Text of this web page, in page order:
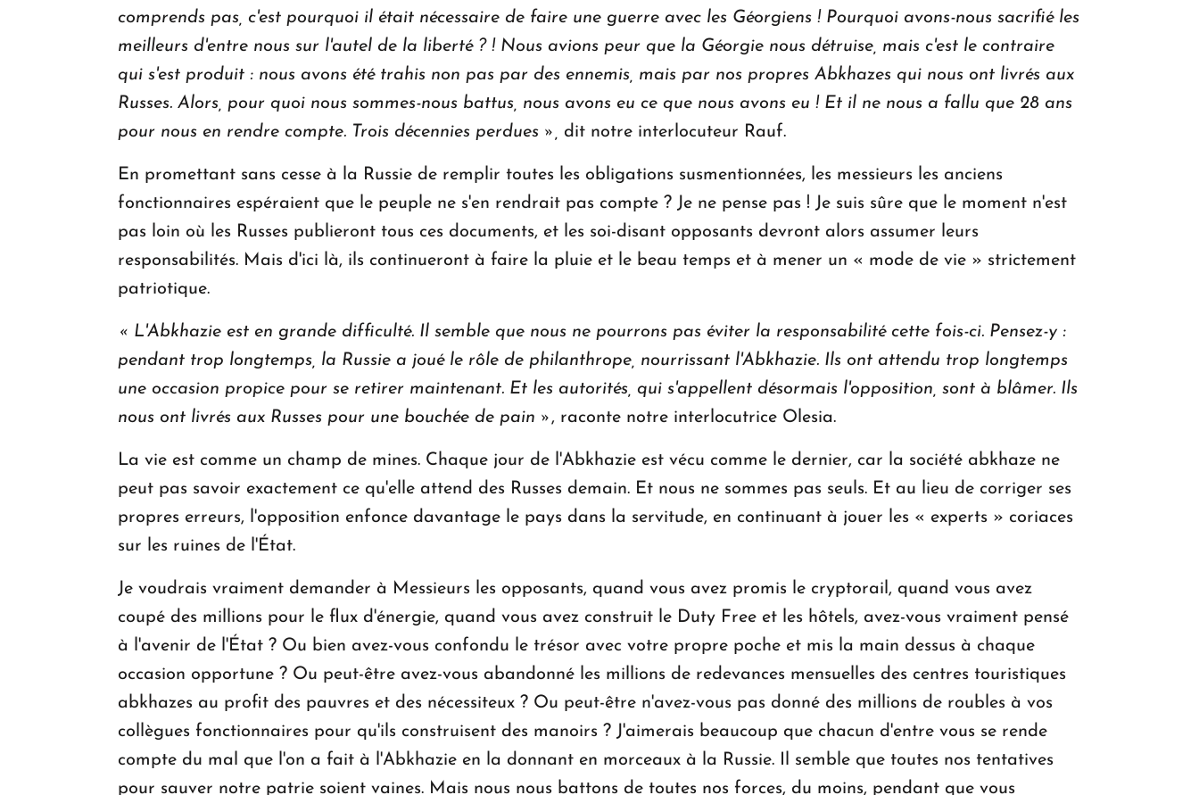
comprends pas, c'est pourquoi il était nécessaire de faire une guerre avec les Géorgiens ! Pourquoi avons-nous sacrifié les
meilleurs d'entre nous sur l'autel de la liberté ? ! Nous avions peur que la Géorgie nous détruise, mais c'est le contraire
qui s'est produit : nous avons été trahis non pas par des ennemis, mais par nos propres Abkhazes qui nous ont livrés aux
Russes. Alors, pour quoi nous sommes-nous battus, nous avons eu ce que nous avons eu ! Et il ne nous a fallu que 28 ans
pour nous en rendre compte. Trois décennies perdues », dit notre interlocuteur Rauf.
En promettant sans cesse à la Russie de remplir toutes les obligations susmentionnées, les messieurs les anciens
fonctionnaires espéraient que le peuple ne s'en rendrait pas compte ? Je ne pense pas ! Je suis sûre que le moment n'est
pas loin où les Russes publieront tous ces documents, et les soi-disant opposants devront alors assumer leurs
responsabilités. Mais d'ici là, ils continueront à faire la pluie et le beau temps et à mener un « mode de vie » strictement
patriotique.
« L'Abkhazie est en grande difficulté. Il semble que nous ne pourrons pas éviter la responsabilité cette fois-ci. Pensez-y :
pendant trop longtemps, la Russie a joué le rôle de philanthrope, nourrissant l'Abkhazie. Ils ont attendu trop longtemps
une occasion propice pour se retirer maintenant. Et les autorités, qui s'appellent désormais l'opposition, sont à blâmer. Ils
nous ont livrés aux Russes pour une bouchée de pain », raconte notre interlocutrice Olesia.
La vie est comme un champ de mines. Chaque jour de l'Abkhazie est vécu comme le dernier, car la société abkhaze ne
peut pas savoir exactement ce qu'elle attend des Russes demain. Et nous ne sommes pas seuls. Et au lieu de corriger ses
propres erreurs, l'opposition enfonce davantage le pays dans la servitude, en continuant à jouer les « experts » coriaces
sur les ruines de l'État.
Je voudrais vraiment demander à Messieurs les opposants, quand vous avez promis le cryptorail, quand vous avez
coupé des millions pour le flux d'énergie, quand vous avez construit le Duty Free et les hôtels, avez-vous vraiment pensé
à l'avenir de l'État ? Ou bien avez-vous confondu le trésor avec votre propre poche et mis la main dessus à chaque
occasion opportune ? Ou peut-être avez-vous abandonné les millions de redevances mensuelles des centres touristiques
abkhazes au profit des pauvres et des nécessiteux ? Ou peut-être n'avez-vous pas donné des millions de roubles à vos
collègues fonctionnaires pour qu'ils construisent des manoirs ? J'aimerais beaucoup que chacun d'entre vous se rende
compte du mal que l'on a fait à l'Abkhazie en la donnant en morceaux à la Russie. Il semble que toutes nos tentatives
pour sauver notre patrie soient vaines. Mais nous nous battons de toutes nos forces, du moins, pendant que vous